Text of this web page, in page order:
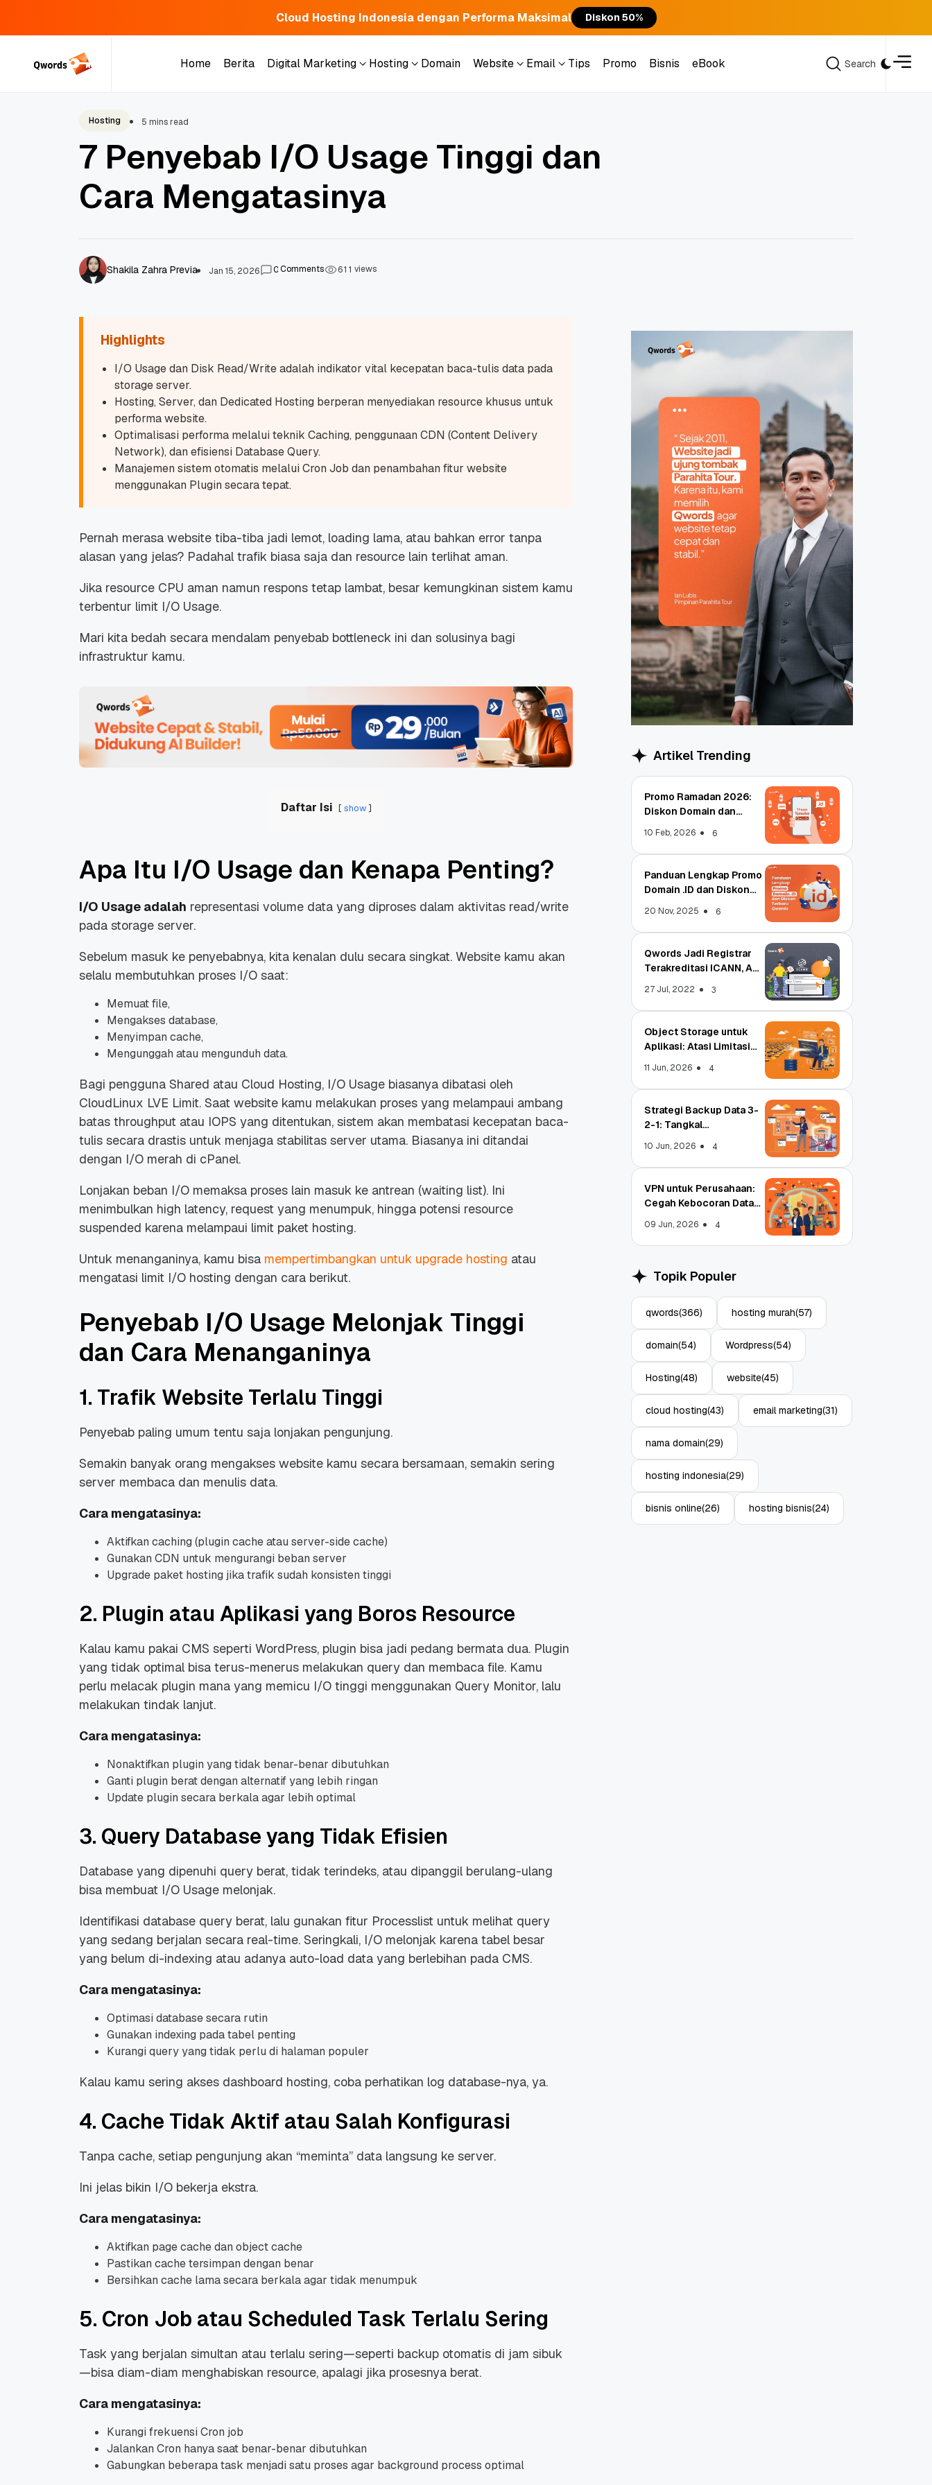
Cloud Hosting Indonesia dengan Performa Maksimal Diskon 50%
Home
Berita
Digital Marketing
Hosting
Domain
Website
Email
Tips
Promo
Bisnis
eBook
Search
Promo Ramadan 2026:
Diskon Domain dan
Hosting Qwords
6
Panduan Lengkap Promo
Domain .ID dan Diskon
Terbaru
20 Nov, 2025 6
Qwords Jadi Registrar
Terakreditasi ICANN, Apa
Untungnya?
27 Jul, 2022 3
Hosting 5 mins read
7 Penyebab I/O Usage Tinggi dan
Cara Mengatasinya
Shakila Zahra Previa Jan 15, 2026 0Comments 61 1 views
Highlights
I/O Usage dan Disk Read/Write adalah indikator vital kecepatan baca-tulis data pada
storage server.
Hosting, Server, dan Dedicated Hosting berperan menyediakan resource khusus untuk
performa website.
Optimalisasi performa melalui teknik Caching, penggunaan CDN (Content Delivery
Network), dan efisiensi Database Query.
Manajemen sistem otomatis melalui Cron Job dan penambahan fitur website
menggunakan Plugin secara tepat.
Pernah merasa website tiba-tiba jadi lemot, loading lama, atau bahkan error tanpa
alasan yang jelas? Padahal trafik biasa saja dan resource lain terlihat aman.
Jika resource CPU aman namun respons tetap lambat, besar kemungkinan sistem kamu
terbentur limit I/O Usage.
Mari kita bedah secara mendalam penyebab bottleneck ini dan solusinya bagi
infrastruktur kamu.
Daftar Isi show
Apa Itu I/O Usage dan Kenapa Penting?
I/O Usage adalah representasi volume data yang diproses dalam aktivitas read/write
pada storage server.
Sebelum masuk ke penyebabnya, kita kenalan dulu secara singkat. Website kamu akan
selalu membutuhkan proses I/O saat:
Memuat file,
Mengakses database,
Menyimpan cache,
Mengunggah atau mengunduh data.
Bagi pengguna Shared atau Cloud Hosting, I/O Usage biasanya dibatasi oleh
CloudLinux LVE Limit. Saat website kamu melakukan proses yang melampaui ambang
batas throughput atau IOPS yang ditentukan, sistem akan membatasi kecepatan baca-
tulis secara drastis untuk menjaga stabilitas server utama. Biasanya ini ditandai
dengan I/O merah di cPanel.
Lonjakan beban I/O memaksa proses lain masuk ke antrean (waiting list). Ini
menimbulkan high latency, request yang menumpuk, hingga potensi resource
suspended karena melampaui limit paket hosting.
Untuk menanganinya, kamu bisa mempertimbangkan untuk upgrade hosting atau
mengatasi limit I/O hosting dengan cara berikut.
Penyebab I/O Usage Melonjak Tinggi
dan Cara Menanganinya
1. Trafik Website Terlalu Tinggi
Penyebab paling umum tentu saja lonjakan pengunjung.
Semakin banyak orang mengakses website kamu secara bersamaan, semakin sering
server membaca dan menulis data.
Cara mengatasinya:
Aktifkan caching (plugin cache atau server-side cache)
Gunakan CDN untuk mengurangi beban server
Upgrade paket hosting jika trafik sudah konsisten tinggi
2. Plugin atau Aplikasi yang Boros Resource
Kalau kamu pakai CMS seperti WordPress, plugin bisa jadi pedang bermata dua. Plugin
yang tidak optimal bisa terus-menerus melakukan query dan membaca file. Kamu
perlu melacak plugin mana yang memicu I/O tinggi menggunakan Query Monitor, lalu
melakukan tindak lanjut.
Cara mengatasinya:
Nonaktifkan plugin yang tidak benar-benar dibutuhkan
Ganti plugin berat dengan alternatif yang lebih ringan
Update plugin secara berkala agar lebih optimal
3. Query Database yang Tidak Efisien
Database yang dipenuhi query berat, tidak terindeks, atau dipanggil berulang-ulang
bisa membuat I/O Usage melonjak.
Identifikasi database query berat, lalu gunakan fitur Processlist untuk melihat query
yang sedang berjalan secara real-time. Seringkali, I/O melonjak karena tabel besar
yang belum di-indexing atau adanya auto-load data yang berlebihan pada CMS.
Cara mengatasinya:
Optimasi database secara rutin
Gunakan indexing pada tabel penting
Kurangi query yang tidak perlu di halaman populer
Kalau kamu sering akses dashboard hosting, coba perhatikan log database-nya, ya.
4. Cache Tidak Aktif atau Salah Konfigurasi
Tanpa cache, setiap pengunjung akan “meminta” data langsung ke server.
Ini jelas bikin I/O bekerja ekstra.
Cara mengatasinya:
Aktifkan page cache dan object cache
Pastikan cache tersimpan dengan benar
Bersihkan cache lama secara berkala agar tidak menumpuk
5. Cron Job atau Scheduled Task Terlalu Sering
Task yang berjalan simultan atau terlalu sering—seperti backup otomatis di jam sibuk
—bisa diam-diam menghabiskan resource, apalagi jika prosesnya berat.
Cara mengatasinya:
Kurangi frekuensi Cron job
Jalankan Cron hanya saat benar-benar dibutuhkan
Gabungkan beberapa task menjadi satu proses agar background process optimal
Artikel Trending
Promo Ramadan 2026:
Diskon Domain dan
10 Feb, 2026 6
Panduan Lengkap Promo
Domain .ID dan Diskon
20 Nov, 2025 6
Qwords Jadi Registrar
Terakreditasi ICANN, Apa
27 Jul, 2022 3
Object Storage untuk
Aplikasi: Atasi Limitasi
11 Jun, 2026 4
Strategi Backup Data 3-
2-1: Tangkal
10 Jun, 2026 4
VPN untuk Perusahaan:
Cegah Kebocoran Data
09 Jun, 2026 4
Topik Populer
qwords(366) hosting murah(57)
domain(54) Wordpress(54)
Hosting(48) website(45)
cloud hosting(43) email marketing(31)
nama domain(29)
hosting indonesia(29)
bisnis online(26) hosting bisnis(24)